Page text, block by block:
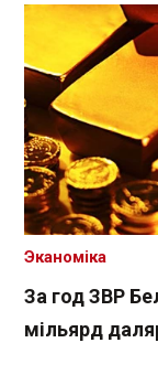
За год ЗВР
мільярд
Эканоміка